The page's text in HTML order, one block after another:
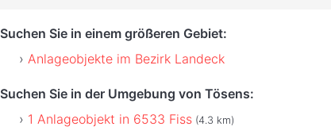
Suchen Sie in einem größeren Gebiet:
Anlageobjekte im Bezirk Landeck
Suchen Sie in der Umgebung von Tösens:
1 Anlageobjekt in 6533 Fiss (4.3 km)